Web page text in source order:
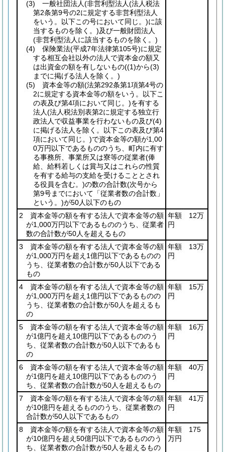
(3) 一般社団法人(非営利型法人(法人税法
第2条第9号の2に規定する非営利型法人
をいう。以下この号において同じ。)に該
当するものを除く。)及び一般財団法人
(非営利型法人に該当するものを除く。)
(4) 保険業法(平成7年法律第105号)に規定
する相互会社以外の法人で資本金の額又
は出資金の額を有しないもの((1)から(3)
までに掲げる法人を除く。)
(5) 資本金等の額(法第292条第1項第4号の
2に規定する資本金等の額をいう。以下こ
の表及び第4項において同じ。)を有する
法人(法人税法別表第2に規定する独立行
政法人で収益事業を行わないもの及び(4)
に掲げる法人を除く。以下この表及び第4
項において同じ。)で資本金等の額が1,00
0万円以下であるもののうち、町内に有す
る事務所、事業所又は寮等の従業者(俸
給、給料若しくは賞与又はこれらの性質
を有する給与の支給を受けることとされ
る役員を含む。)の数の合計数(次号から
第9号までにおいて「従業者数の合計数」
という。)が50人以下のもの
2 資本金等の額を有する法人で資本金等の額
が1,000万円以下であるもののうち、従業者
数の合計数が50人を超えるもの
年額 12万
円
3 資本金等の額を有する法人で資本金等の額
が1,000万円を超え1億円以下であるものの
うち、従業者数の合計数が50人以下である
もの
年額 13万
円
4 資本金等の額を有する法人で資本金等の額
が1,000万円を超え1億円以下であるものの
うち、従業者数の合計数が50人を超えるも
の
年額 15万
円
5 資本金等の額を有する法人で資本金等の額
が1億円を超え10億円以下であるもののう
ち、従業者数の合計数が50人以下であるも
の
年額 16万
円
6 資本金等の額を有する法人で資本金等の額
が1億円を超え10億円以下であるもののう
ち、従業者数の合計数が50人を超えるもの
年額 40万
円
7 資本金等の額を有する法人で資本金等の額
が10億円を超えるもののうち、従業者数の
合計数が50人以下であるもの
年額 41万
円
8 資本金等の額を有する法人で資本金等の額
が10億円を超え50億円以下であるもののう
ち、従業者数の合計数が50人を超えるもの
年額 175
万円